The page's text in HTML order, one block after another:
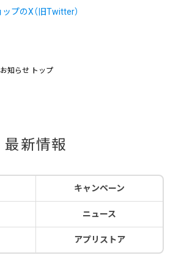
お知らせ トップ
最新情報
キャンペーン
ニュース
アプリストア